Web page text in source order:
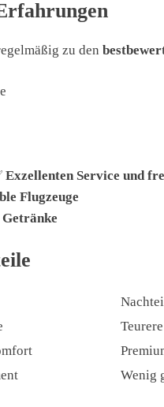
zu den
Exzellenten Service und
Flugzeuge
Wenig